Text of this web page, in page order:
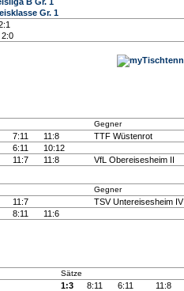
Gr. 1
Gegner
7:11 11:8 TTF Wüstenrot
6:11
10:12
11:7 11:8 VfL Obereisesheim II
Gegner
11:7 TSV Untereisesheim IV
8:11 11:6
Sätze
1:3 8:11 6:11 11:8